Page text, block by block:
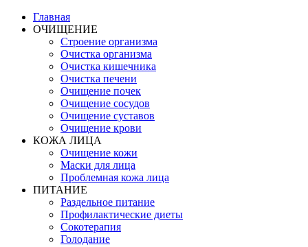
Главная
ОЧИЩЕНИЕ
Строение организма
Очистка организма
Очистка кишечника
Очистка печени
Очищение почек
Очищение сосудов
Очищение суставов
Очищение крови
КОЖА ЛИЦА
Очищение кожи
Маски для лица
Проблемная кожа лица
ПИТАНИЕ
Раздельное питание
Профилактические диеты
Сокотерапия
Голодание